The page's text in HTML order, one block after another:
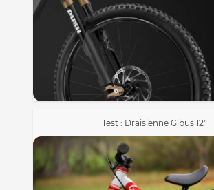
Test : Draisienne Gibus 12″